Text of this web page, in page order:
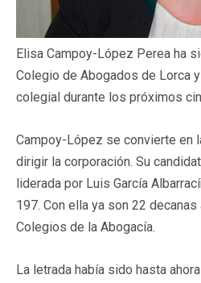
Elisa Campoy-López Perea ha
Colegio de Abogados de Lorca
colegial durante los próximos
Campoy-López se convierte en
dirigir la corporación. Su
liderada por Luis García
197. Con ella ya son 22
Colegios de la Abogacía.
La letrada había sido hasta